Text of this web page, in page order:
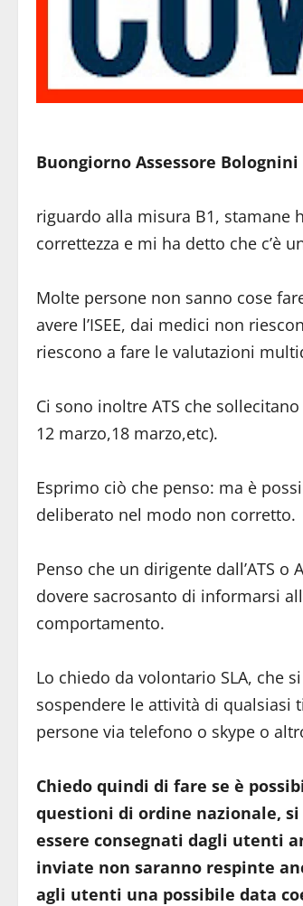
Buongiorno Assessore
riguardo alla misura B1, stamane
correttezza e mi ha detto che c’è
Molte persone non sanno cose
avere l’ISEE, dai medici non
riescono a fare le valutazioni
Ci sono inoltre ATS che
12 marzo,18 marzo,etc).
Esprimo ciò che penso: ma è
deliberato nel modo non corretto.
Penso che un dirigente dall’ATS
dovere sacrosanto di informarsi
comportamento.
Lo chiedo da volontario SLA, che
sospendere le attività di
persone via telefono o skype o
Chiedo quindi di fare se è
questioni di ordine nazionale,
essere consegnati dagli utenti
inviate non saranno respinte
agli utenti una possibile data